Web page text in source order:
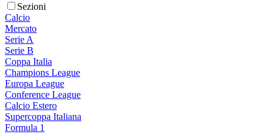
Sezioni
Calcio
Mercato
Serie A
Serie B
Coppa Italia
Champions League
Europa League
Conference League
Calcio Estero
Supercoppa Italiana
Formula 1